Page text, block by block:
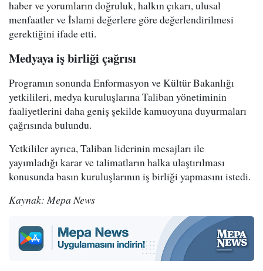
haber ve yorumların doğruluk, halkın çıkarı, ulusal
menfaatler ve İslami değerlere göre değerlendirilmesi
gerektiğini ifade etti.
Medyaya iş birliği çağrısı
Programın sonunda Enformasyon ve Kültür Bakanlığı
yetkilileri, medya kuruluşlarına Taliban yönetiminin
faaliyetlerini daha geniş şekilde kamuoyuna duyurmaları
çağrısında bulundu.
Yetkililer ayrıca, Taliban liderinin mesajları ile
yayımladığı karar ve talimatların halka ulaştırılması
konusunda basın kuruluşlarının iş birliği yapmasını istedi.
Kaynak: Mepa News